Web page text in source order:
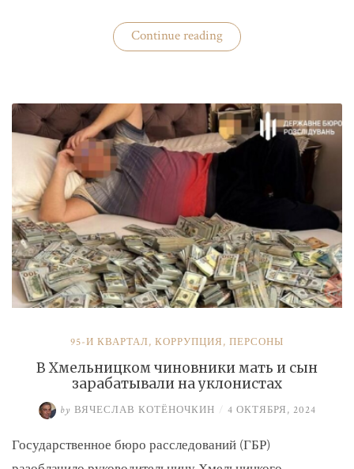
Continue reading«На
Банковой
Буданова
и
Умерова»
95-Й КВАРТАЛ, КОРРУПЦИЯ, ПЕРСОНЫ
В Хмельницком чиновники мать и сын
зарабатывали на уклонистах
by ВЯЧЕСЛАВ КОТЁНОЧКИН / 4 ОКТЯБРЯ, 2024
Государственное бюро расследований (ГБР)